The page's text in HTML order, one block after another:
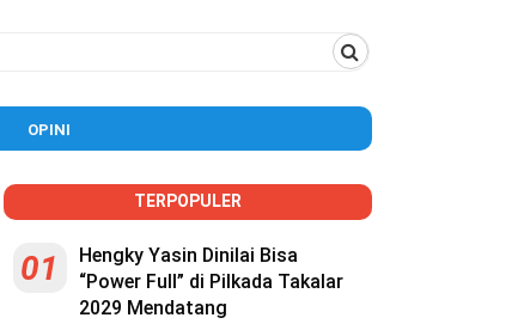
OPINI
TERPOPULER
01
Hengky Yasin Dinilai Bisa
“Power Full” di Pilkada Takalar
2029 Mendatang